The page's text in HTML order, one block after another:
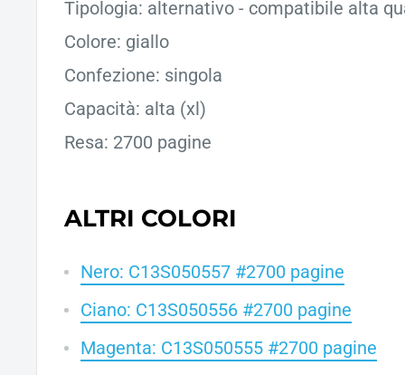
Tipologia: alternativo - compatibile alta
Colore: giallo
Confezione: singola
Capacità: alta (xl)
Resa: 2700 pagine
ALTRI COLORI
Nero: C13S050557 #2700 pagine
Ciano: C13S050556 #2700 pagine
Magenta: C13S050555 #2700 pagine